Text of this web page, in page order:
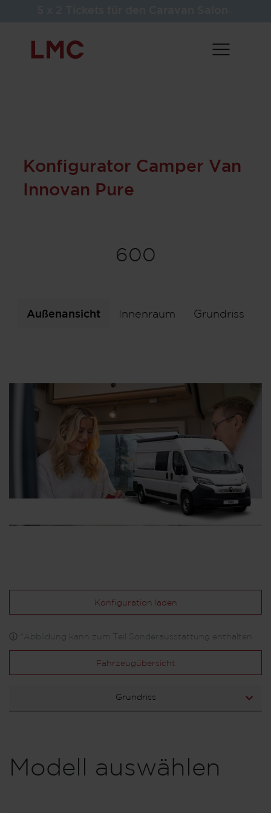
Konfigurator Camper Van
Innovan Pure
600
Außenansicht Innenraum Grundriss
Konfiguration laden
*Abbildung kann zum Teil Sonderausstattung enthalten
Fahrzeugübersicht
Grundriss
Modell auswählen